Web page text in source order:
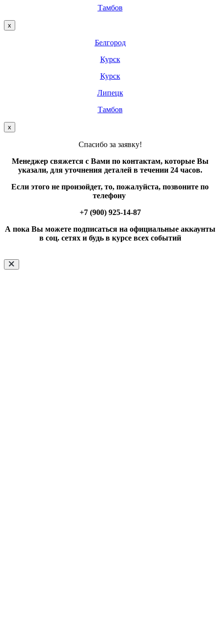
Тамбов
х
Белгород
Курск
Курск
Липецк
Тамбов
х
Спасибо за заявку!
Менеджер свяжется с Вами по контактам, которые Вы
указали, для уточнения деталей в течении 24 часов.
Если этого не произойдет, то, пожалуйста, позвоните по
телефону
+7 (900) 925-14-87
А пока Вы можете подписаться на официальные аккаунты
в соц. сетях и будь в курсе всех событий